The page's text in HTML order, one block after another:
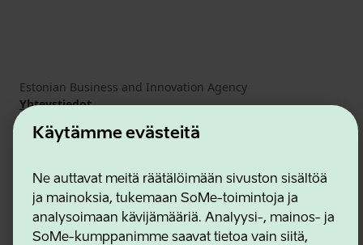
Käytämme evästeitä
Ne auttavat meitä räätälöimään sivuston sisältöä
ja mainoksia, tukemaan SoMe-toimintoja ja
analysoimaan kävijämääriä. Analyysi-, mainos- ja
SoMe-kumppanimme saavat tietoa vain siitä,
Estonian Business and Innovation Agency
Yhteystiedot
Käyttöehdot